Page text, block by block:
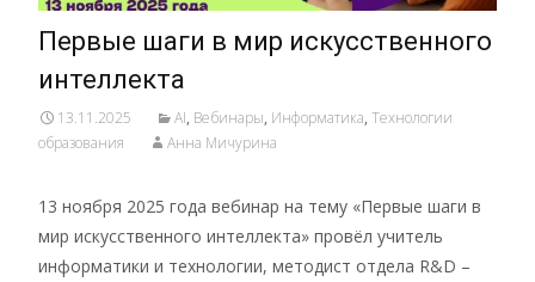
Первые шаги в мир искусственного
интеллекта
13.11.2025 AI, Вебинары, Информатика, Технологии
образования
Анна Мичурина
13 ноября 2025 года вебинар на тему «Первые шаги в
мир искусственного интеллекта» провёл учитель
информатики и технологии, методист отдела R&D –